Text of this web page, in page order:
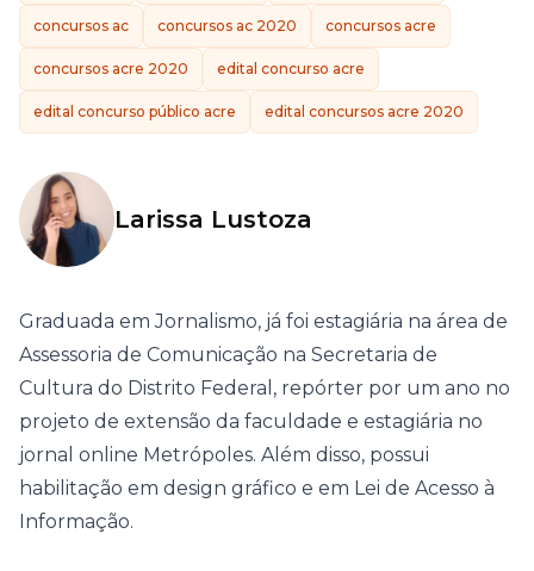
concursos ac concursos ac 2020 concursos acre
concursos acre 2020 edital concurso acre
edital concurso público acre edital concursos acre 2020
Larissa Lustoza
Graduada em Jornalismo, já foi estagiária na área de
Assessoria de Comunicação na Secretaria de
Cultura do Distrito Federal, repórter por um ano no
projeto de extensão da faculdade e estagiária no
jornal online Metrópoles. Além disso, possui
habilitação em design gráfico e em Lei de Acesso à
Informação.